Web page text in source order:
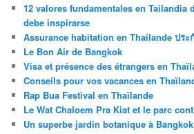
12 valores fundamentales en Tailandia
debe inspirarse
Assurance habitation en Thailande ปร
Le Bon Air de Bangkok
Visa et présence des étrangers en
Conseils pour vos vacances en
Rap Bua Festival en Thaïlande
Le Wat Chaloem Pra Kiat et le parc
Un superbe jardin botanique à